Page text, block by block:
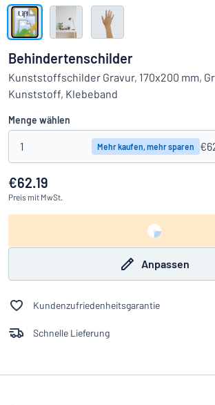
Das Gesuchte nicht gefunden? Schild hier
Alle Kategorien anzeigen
Einloggen
Behindertenschilder
Kunststoffschilder Gravur, 170x200 mm,
Kunststoff, Klebeband
Menge wählen
1 Mehr kaufen, mehr sparen
€62.19
Preis mit MwSt.
Anpassen
Kundenzufriedenheitsgarantie
Schnelle Lieferung